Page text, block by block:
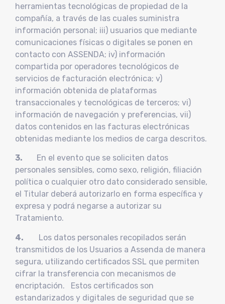
herramientas tecnológicas de propiedad de la
compañía, a través de las cuales suministra
información personal; iii) usuarios que mediante
comunicaciones físicas o digitales se ponen en
contacto con ASSENDA; iv) información
compartida por operadores tecnológicos de
servicios de facturación electrónica; v)
información obtenida de plataformas
transaccionales y tecnológicas de terceros; vi)
información de navegación y preferencias, vii)
datos contenidos en las facturas electrónicas
obtenidas mediante los medios de carga descritos.
3.
En el evento que se soliciten datos
personales sensibles, como sexo, religión, filiación
política o cualquier otro dato considerado sensible,
el Titular deberá autorizarlo en forma específica y
expresa y podrá negarse a autorizar su
Tratamiento.
4.
Los datos personales recopilados serán
transmitidos de los Usuarios a Assenda de manera
segura, utilizando certificados SSL que permiten
cifrar la transferencia con mecanismos de
encriptación. Estos certificados son
estandarizados y digitales de seguridad que se